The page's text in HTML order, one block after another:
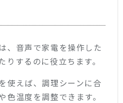
は、音声で家電を操作した
りするのに役立ちます。
を使えば、調理シーンに合
色温度を調整できます。